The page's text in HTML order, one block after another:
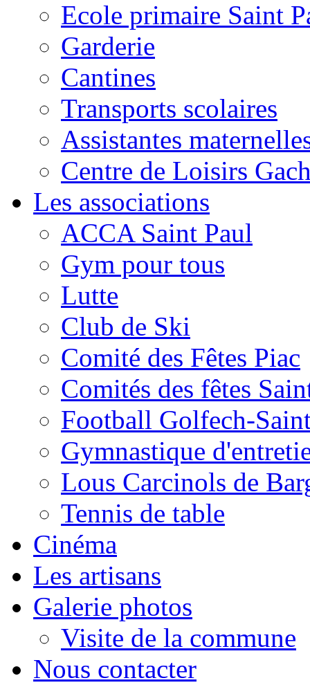
Ecole primaire Saint
Garderie
Cantines
Transports scolaires
Assistantes
Centre de Loisirs
Les associations
ACCA Saint Paul
Gym pour tous
Lutte
Club de Ski
Comité des Fêtes Piac
Comités des fêtes
Football Golfech-
Gymnastique
Lous Carcinols de
Tennis de table
Cinéma
Les artisans
Galerie photos
Visite de la commune
Nous contacter